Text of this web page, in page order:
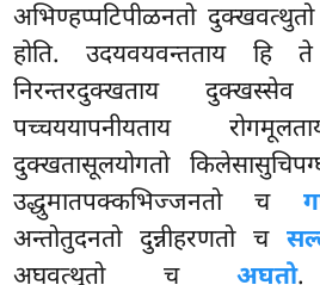
अभिण्हप्पटिपीळनतो
होति. उदयवयवन्तताय हि ते
निरन्तरदुक्खताय
पच्चययापनीयताय
दुक्खतासूलयोगतो
उद्धुमातपक्कभिज्जनतो च
अन्तोतुदनतो दुन्नीहरणतो च
अघवत्थुतो चअघतो.